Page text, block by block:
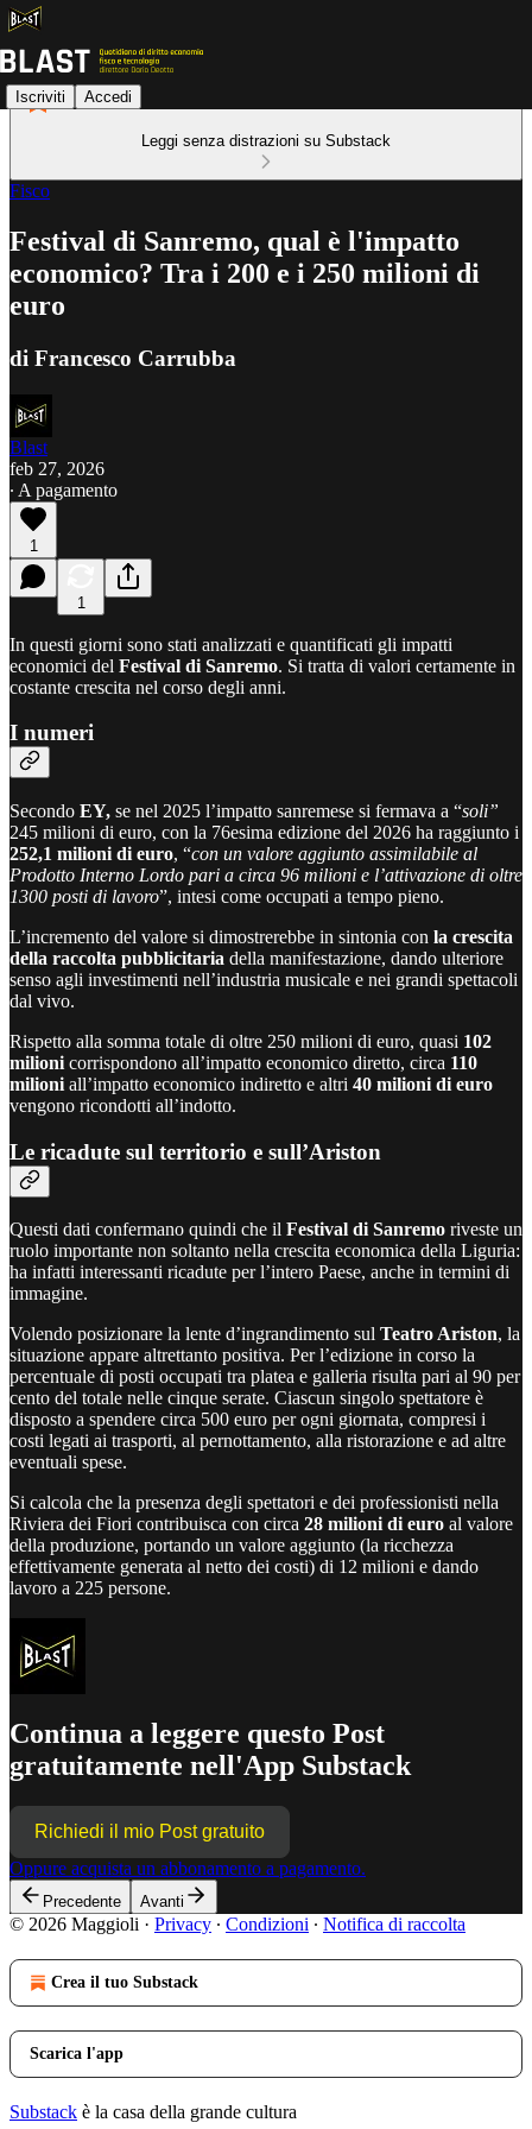
Iscriviti Accedi
Leggi senza distrazioni su Substack
Fisco
Festival di Sanremo, qual è l'impatto
economico? Tra i 200 e i 250 milioni di
euro
di Francesco Carrubba
Blast
feb 27, 2026
∙ A pagamento
1
1
In questi giorni sono stati analizzati e quantificati gli impatti
economici del Festival di Sanremo. Si tratta di valori certamente in
costante crescita nel corso degli anni.
I numeri
Secondo EY, se nel 2025 l’impatto sanremese si fermava a “soli”
245 milioni di euro, con la 76esima edizione del 2026 ha raggiunto i
252,1 milioni di euro, “con un valore aggiunto assimilabile al
Prodotto Interno Lordo pari a circa 96 milioni e l’attivazione di oltre
1300 posti di lavoro”, intesi come occupati a tempo pieno.
L’incremento del valore si dimostrerebbe in sintonia con la crescita
della raccolta pubblicitaria della manifestazione, dando ulteriore
senso agli investimenti nell’industria musicale e nei grandi spettacoli
dal vivo.
Rispetto alla somma totale di oltre 250 milioni di euro, quasi 102
milioni corrispondono all’impatto economico diretto, circa 110
milioni all’impatto economico indiretto e altri 40 milioni di euro
vengono ricondotti all’indotto.
Le ricadute sul territorio e sull’Ariston
Questi dati confermano quindi che il Festival di Sanremo riveste un
ruolo importante non soltanto nella crescita economica della Liguria:
ha infatti interessanti ricadute per l’intero Paese, anche in termini di
immagine.
Volendo posizionare la lente d’ingrandimento sul Teatro Ariston, la
situazione appare altrettanto positiva. Per l’edizione in corso la
percentuale di posti occupati tra platea e galleria risulta pari al 90 per
cento del totale nelle cinque serate. Ciascun singolo spettatore è
disposto a spendere circa 500 euro per ogni giornata, compresi i
costi legati ai trasporti, al pernottamento, alla ristorazione e ad altre
eventuali spese.
Si calcola che la presenza degli spettatori e dei professionisti nella
Riviera dei Fiori contribuisca con circa 28 milioni di euro al valore
della produzione, portando un valore aggiunto (la ricchezza
effettivamente generata al netto dei costi) di 12 milioni e dando
lavoro a 225 persone.
Continua a leggere questo Post
gratuitamente nell'App Substack
Richiedi il mio Post gratuito
Oppure acquista un abbonamento a pagamento.
Precedente Avanti
© 2026 Maggioli · Privacy ∙ Condizioni ∙ Notifica di raccolta
Crea il tuo Substack
Scarica l'app
Substack è la casa della grande cultura